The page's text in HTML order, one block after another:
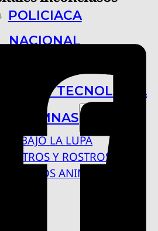
POLICIACA
NACIONAL
Y TECNOLOGÍA
COLUMNAS
BAJO LA LUPA
RASTROS Y ROSTROS
VÍNCULOS ANIMALES